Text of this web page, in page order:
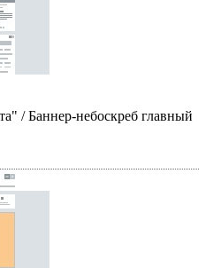
/ Баннер-небоскреб главный